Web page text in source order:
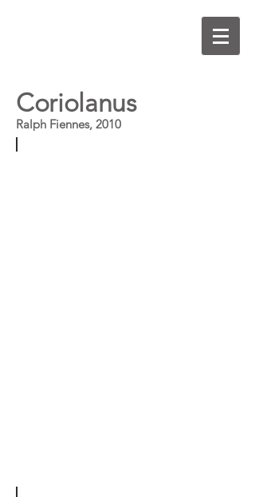
Coriolanus
Ralph Fiennes, 2010